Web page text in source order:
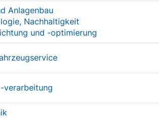
Anlagenbau
Nachhaltigkeit
und -optimierung
verarbeitung